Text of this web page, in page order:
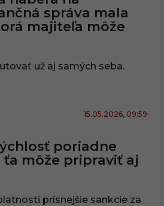
správa mala
majiteľa môže
už aj samých seba.
15.05.2026, 09:59
poriadne
môže pripraviť aj
prísnejšie sankcie za